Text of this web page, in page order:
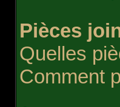
Pièces
Quelles
Comment